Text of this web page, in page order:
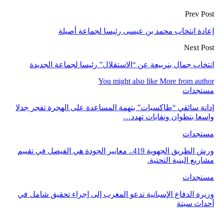
Prev Post
إعادة انتخاب محمد بن عيسى رئيسا لجماعة أصيلة
Next Post
انتخاب جمال بنربيعة عن “الاستقلال” رئيسا لجماعة الجديدة
You might also like More from author
مستجدات
إدانة سائقي “طاكسيات” بتهمة المساعدة على الهجرة تفجر جدلا
واسعا بتطوان ونقابات تهدد…
مستجدات
ورش الطريق الجهوية 419.. معايير الجودة هي الفيصل في تقييم
مشاريع البنية التحتية.
مستجدات
وزيرة الدفاع الإسبانية تدعو المغرب إلى إجراء تحقيق شامل في
أحداث سبتة